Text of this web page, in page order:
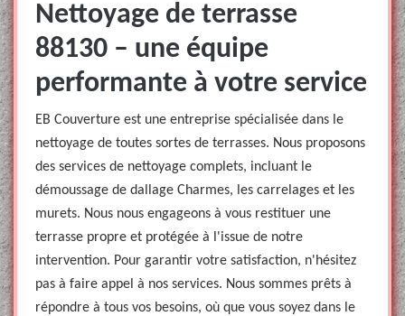
Nettoyage de terrasse
88130 – une équipe
performante à votre service
EB Couverture est une entreprise spécialisée dans le
nettoyage de toutes sortes de terrasses. Nous proposons
des services de nettoyage complets, incluant le
démoussage de dallage Charmes, les carrelages et les
murets. Nous nous engageons à vous restituer une
terrasse propre et protégée à l'issue de notre
intervention. Pour garantir votre satisfaction, n'hésitez
pas à faire appel à nos services. Nous sommes prêts à
répondre à tous vos besoins, où que vous soyez dans le